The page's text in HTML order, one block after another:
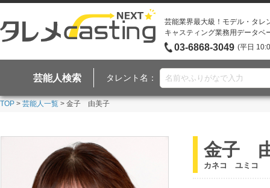
芸能業界最大級！モデル・タレ
キャスティング業務用データベ
03-6868-3049 (平日
芸能人検索 タレント名：
TOP > 芸能人一覧 > 金子 由美子
金子
カネコ ユミコ